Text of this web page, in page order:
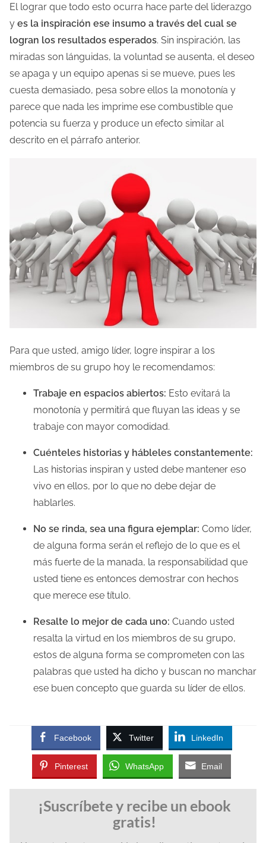
a
d
e
l
a
e
n
t
r
El lograr que todo esto ocurra hace parte del liderazgo
y es la inspiración ese insumo a través del cual se
logran los resultados esperados. Sin inspiración, las
miradas son lánguidas, la voluntad se ausenta, el deseo
se apaga y un equipo apenas si se mueve, pues les
cuesta demasiado, pesa sobre ellos la monotonía y
parece que nada les imprime ese combustible que
potencia su fuerza y produce un efecto similar al
descrito en el párrafo anterior.
Para que usted, amigo líder, logre inspirar a los
miembros de su grupo hoy le recomendamos:
Trabaje en espacios abiertos: Esto evitará la
monotonía y permitirá que fluyan las ideas y se
trabaje con mayor comodidad.
Cuénteles historias y hábleles constantemente:
Las historias inspiran y usted debe mantener eso
vivo en ellos, por lo que no debe dejar de
hablarles.
No se rinda, sea una figura ejemplar: Como líder,
de alguna forma serán el reflejo de lo que es el
más fuerte de la manada, la responsabilidad que
usted tiene es entonces demostrar con hechos
que merece ese título.
Resalte lo mejor de cada uno: Cuando usted
resalta la virtud en los miembros de su grupo,
estos de alguna forma se comprometen con las
palabras que usted ha dicho y buscan no manchar
ese buen concepto que guarda su líder de ellos.
Facebook Twitter LinkedIn
Pinterest WhatsApp Email